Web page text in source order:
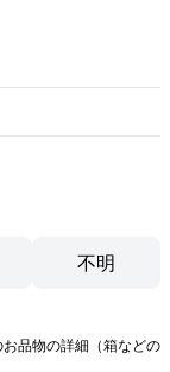
をアップロードし
類をアップロードし
不明
品物の詳細（箱などの